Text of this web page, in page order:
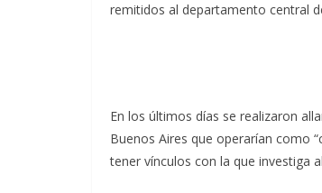
remitidos al departamento central
En los últimos días se realizaron
Buenos Aires que operarían como
tener vínculos con la que investiga